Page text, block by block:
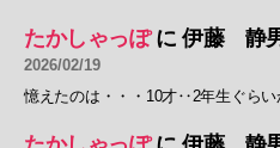
たかしゃっぽに 伊藤 静
2026/02/19
憶えたのは・・・10才‥2年生ぐらい